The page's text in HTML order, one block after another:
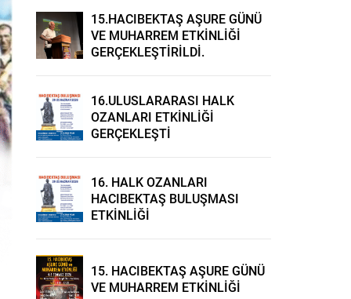
15.HACIBEKTAŞ AŞURE GÜNÜ
VE MUHARREM ETKİNLİĞİ
GERÇEKLEŞTİRİLDİ.
16.ULUSLARARASI HALK
OZANLARI ETKİNLİĞİ
GERÇEKLEŞTİ
16. HALK OZANLARI
HACIBEKTAŞ BULUŞMASI
ETKİNLİĞİ
15. HACIBEKTAŞ AŞURE GÜNÜ
VE MUHARREM ETKİNLİĞİ